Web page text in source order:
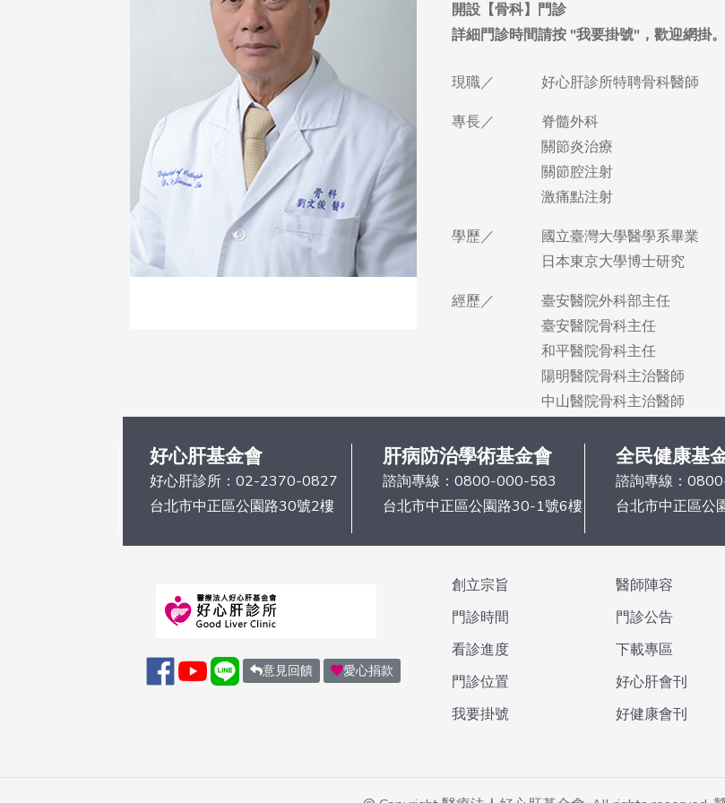
現職／
好心肝診所特聘骨科醫師
專長／
脊髓外科
關節炎治療
關節腔注射
激痛點注射
學歷／
國立臺灣大學醫學系畢業
日本東京大學博士研究
經歷／
臺安醫院外科部主任
臺安醫院骨科主任
和平醫院骨科主任
陽明醫院骨科主治醫師
中山醫院骨科主治醫師
好心肝基金會
好心肝診所： 02-2370-0827
台北市中正區公園路30號2樓
肝病防治學術基金會
諮詢專線： 0800-000-583
台北市中正區公園路30-1號6樓
全民健康基
諮詢專線：
台北市中正區公
意見回饋 愛心捐款
創立宗旨
門診時間
看診進度
門診位置
我要掛號
醫師陣容
門診公告
下載專區
好心肝會刊
好健康會刊